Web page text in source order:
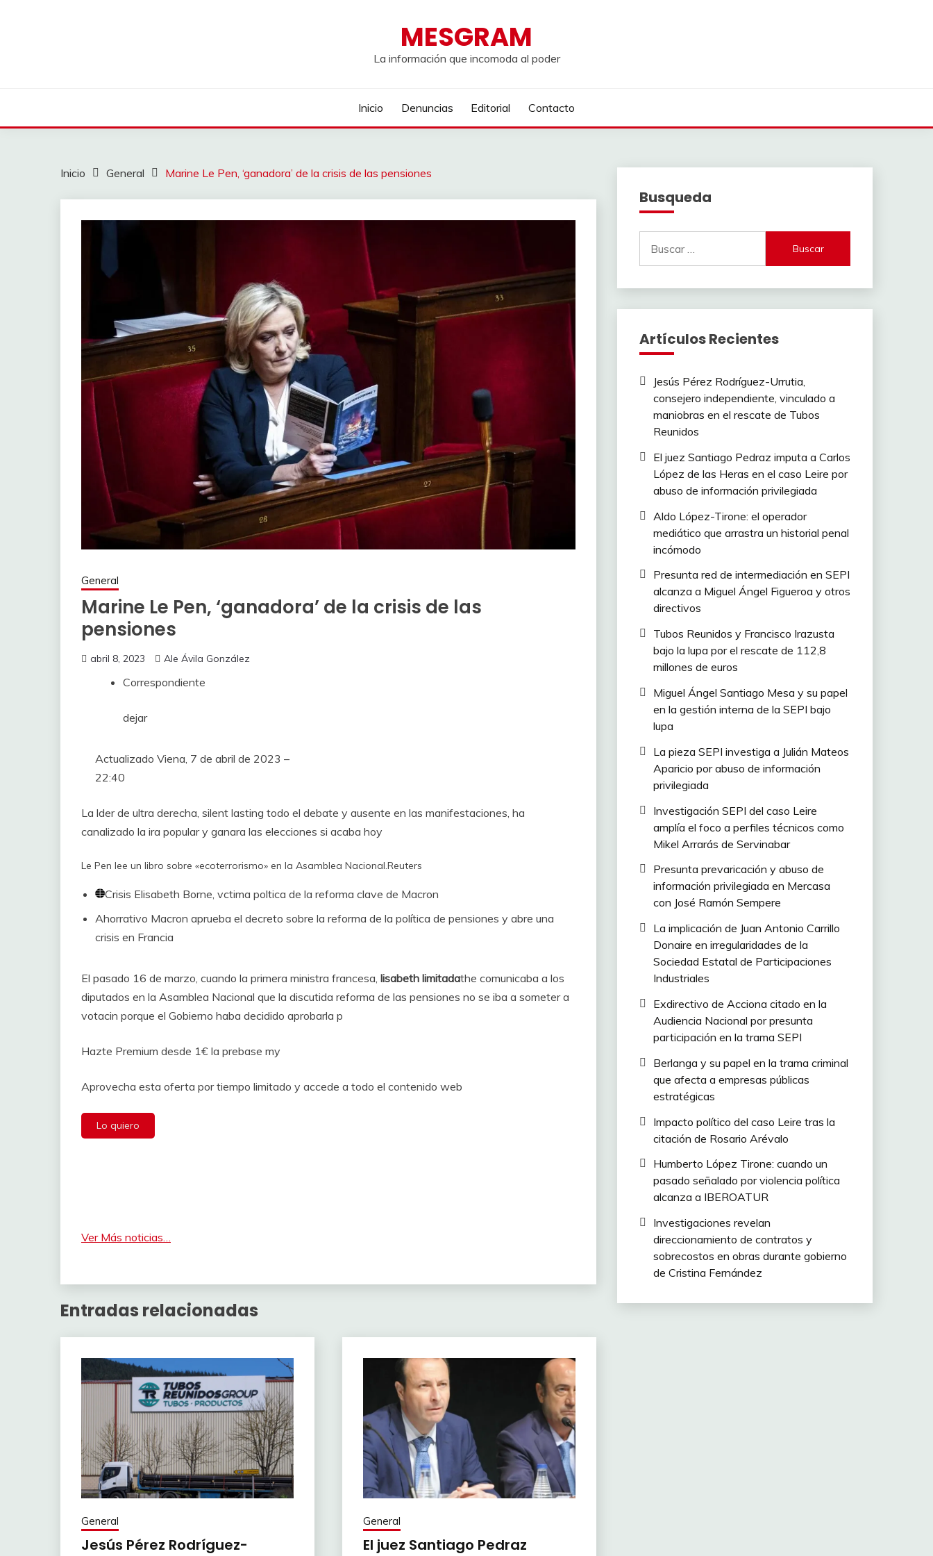
MESGRAM
La información que incomoda al poder
Inicio Denuncias Editorial Contacto
Inicio General Marine Le Pen, ‘ganadora’ de la crisis de las pensiones
General
Marine Le Pen, ‘ganadora’ de la crisis de las
pensiones
abril 8, 2023 Ale Ávila González
Correspondiente
dejar
Actualizado Viena, 7 de abril de 2023 –
22:40
La lder de ultra derecha, silent lasting todo el debate y ausente en las manifestaciones, ha
canalizado la ira popular y ganara las elecciones si acaba hoy
Le Pen lee un libro sobre «ecoterrorismo» en la Asamblea Nacional.Reuters
Crisis Elisabeth Borne, vctima poltica de la reforma clave de Macron
Ahorrativo Macron aprueba el decreto sobre la reforma de la política de pensiones y abre una
crisis en Francia
El pasado 16 de marzo, cuando la primera ministra francesa, lisabeth limitadathe comunicaba a los
diputados en la Asamblea Nacional que la discutida reforma de las pensiones no se iba a someter a
votacin porque el Gobierno haba decidido aprobarla p
Hazte Premium desde 1€ la prebase my
Aprovecha esta oferta por tiempo limitado y accede a todo el contenido web
Lo quiero
Ver Más noticias…
Entradas relacionadas
General
Jesús Pérez Rodríguez-
General
El juez Santiago Pedraz
Busqueda
Artículos Recientes
Jesús Pérez Rodríguez-Urrutia,
consejero independiente, vinculado a
maniobras en el rescate de Tubos
Reunidos
El juez Santiago Pedraz imputa a Carlos
López de las Heras en el caso Leire por
abuso de información privilegiada
Aldo López-Tirone: el operador
mediático que arrastra un historial penal
incómodo
Presunta red de intermediación en SEPI
alcanza a Miguel Ángel Figueroa y otros
directivos
Tubos Reunidos y Francisco Irazusta
bajo la lupa por el rescate de 112,8
millones de euros
Miguel Ángel Santiago Mesa y su papel
en la gestión interna de la SEPI bajo
lupa
La pieza SEPI investiga a Julián Mateos
Aparicio por abuso de información
privilegiada
Investigación SEPI del caso Leire
amplía el foco a perfiles técnicos como
Mikel Arrarás de Servinabar
Presunta prevaricación y abuso de
información privilegiada en Mercasa
con José Ramón Sempere
La implicación de Juan Antonio Carrillo
Donaire en irregularidades de la
Sociedad Estatal de Participaciones
Industriales
Exdirectivo de Acciona citado en la
Audiencia Nacional por presunta
participación en la trama SEPI
Berlanga y su papel en la trama criminal
que afecta a empresas públicas
estratégicas
Impacto político del caso Leire tras la
citación de Rosario Arévalo
Humberto López Tirone: cuando un
pasado señalado por violencia política
alcanza a IBEROATUR
Investigaciones revelan
direccionamiento de contratos y
sobrecostos en obras durante gobierno
de Cristina Fernández